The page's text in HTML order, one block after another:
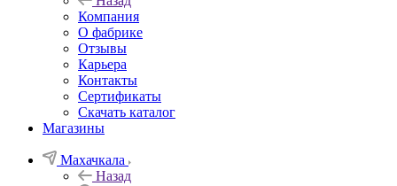
Компания
О фабрике
Отзывы
Карьера
Контакты
Сертификаты
Скачать каталог
Магазины
Махачкала
Назад